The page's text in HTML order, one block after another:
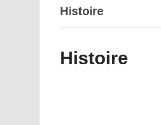
Histoire
Histoire